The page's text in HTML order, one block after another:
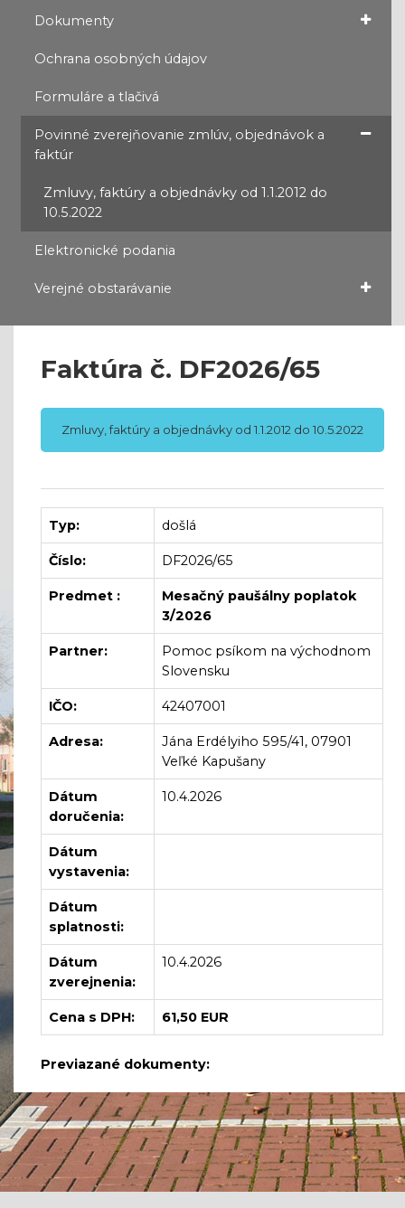
Dokumenty
Ochrana osobných údajov
Formuláre a tlačivá
Povinné zverejňovanie zmlúv, objednávok a
faktúr
Zmluvy, faktúry a objednávky od 1.1.2012 do
10.5.2022
Elektronické podania
Verejné obstarávanie
Faktúra č. DF2026/65
Zmluvy, faktúry a objednávky od 1.1.2012 do 10.5.2022
Typ: došlá
Číslo: DF2026/65
Predmet :
Mesačný paušálny poplatok
3/2026
Partner:
Pomoc psíkom na východnom
Slovensku
IČO: 42407001
Adresa:
Jána Erdélyiho 595/41, 07901
Veľké Kapušany
Dátum
doručenia:
10.4.2026
Dátum
vystavenia:
Dátum
splatnosti:
Dátum
zverejnenia:
10.4.2026
Cena s DPH: 61,50 EUR
Previazané dokumenty: